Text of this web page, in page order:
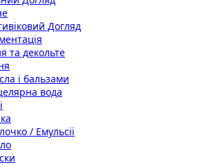
Догляд
та декольте
і бальзами
вода
/ Емульсії